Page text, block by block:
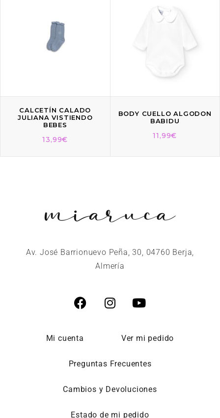
CALCETÍN CALADO
JULIANA VISTIENDO
BEBES
13,99€
BODY CUELLO ALGODON
BABIDU
11,99€
Av. José Barrionuevo Peña, 30, 04760 Berja,
Almería
Mi cuenta Ver mi pedido
Preguntas Frecuentes
Cambios y Devoluciones
Estado de mi pedido